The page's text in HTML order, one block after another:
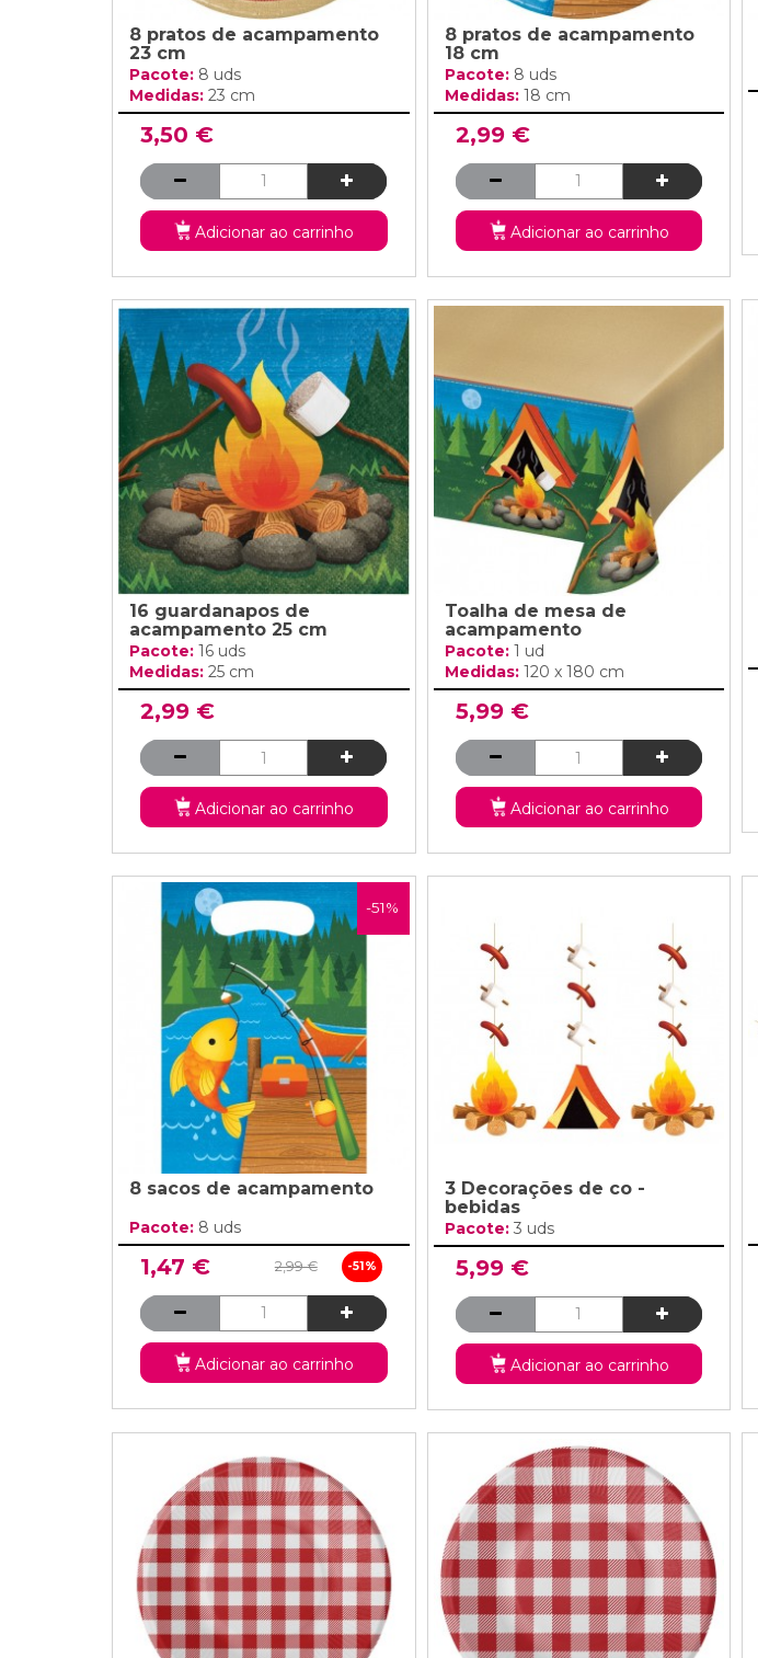
8 pratos de acampamento
23 cm
Pacote: 8 uds
Medidas: 23 cm
3,50 €
Adicionar ao carrinho
8 pratos de acampamento
18 cm
Pacote: 8 uds
Medidas: 18 cm
2,99 €
Adicionar ao carrinho
16 guardanapos de
acampamento 25 cm
Pacote: 16 uds
Medidas: 25 cm
2,99 €
Adicionar ao carrinho
Toalha de mesa de
acampamento
Pacote: 1 ud
Medidas: 120 x 180 cm
5,99 €
Adicionar ao carrinho
-51%
8 sacos de acampamento
Pacote: 8 uds
1,47 € 2,99 € -51%
Adicionar ao carrinho
3 Decorações de co -
bebidas
Pacote: 3 uds
5,99 €
Adicionar ao carrinho